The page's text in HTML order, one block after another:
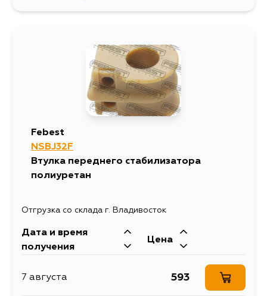
909
Febest
NSBJ32F
Втулка переднего стабилизатора
полиуретан
Отгрузка со склада г. Владивосток
Дата и время
получения
Цена
7 августа 593